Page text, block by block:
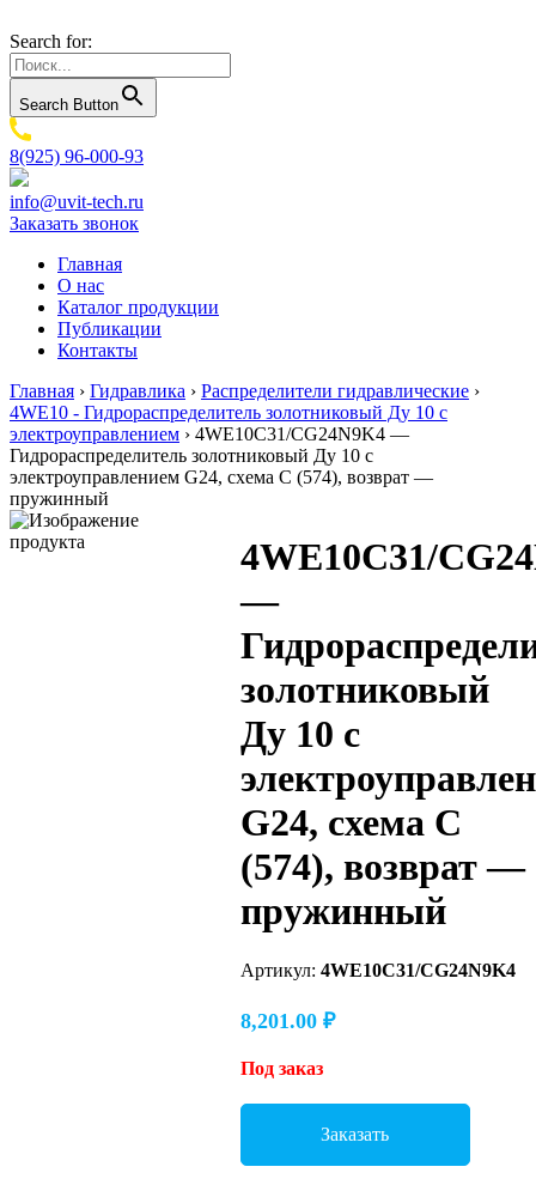
Search for:
Search Button
8(925) 96-000-93
info@uvit-tech.ru
Заказать звонок
Главная
О нас
Каталог продукции
Публикации
Контакты
Главная › Гидравлика › Распределители гидравлические ›
4WE10 - Гидрораспределитель золотниковый Ду 10 с
электроуправлением › 4WE10C31/CG24N9K4 —
Гидрораспределитель золотниковый Ду 10 с
электроуправлением G24, схема C (574), возврат —
пружинный
4WE10C31/
—
золотниковый
Ду 10 с
G24, схема C
(574), возврат —
пружинный
Артикул: 4WE10C31/CG24N9K4
8,201.00 ₽
Под заказ
Заказать